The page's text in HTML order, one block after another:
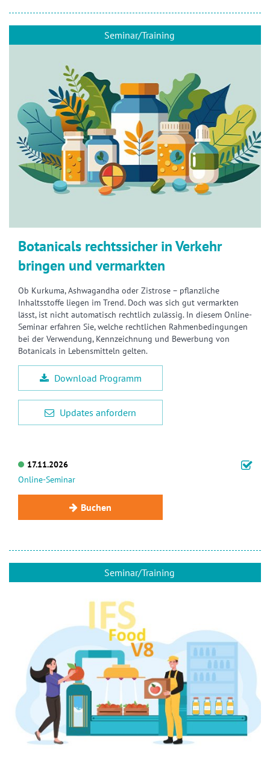
Seminar/Training
Botanicals rechtssicher in Verkehr
bringen und vermarkten
Ob Kurkuma, Ashwagandha oder Zistrose – pflanzliche
Inhaltsstoffe liegen im Trend. Doch was sich gut vermarkten
lässt, ist nicht automatisch rechtlich zulässig. In diesem Online-
Seminar erfahren Sie, welche rechtlichen Rahmenbedingungen
bei der Verwendung, Kennzeichnung und Bewerbung von
Botanicals in Lebensmitteln gelten.
Download Programm
Updates anfordern
17.11.2026
Online-Seminar
Buchen
Seminar/Training